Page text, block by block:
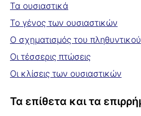
Τα ουσιαστικά
Το γένος των ουσιαστικών
Ο σχηματισμός του πληθυντικού
Οι τέσσερις πτώσεις
Οι κλίσεις των ουσιαστικών
Τα επίθετα και τα